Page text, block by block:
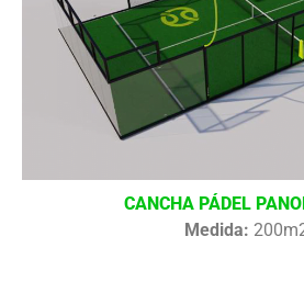
CANCHA PÁDEL
Medida: